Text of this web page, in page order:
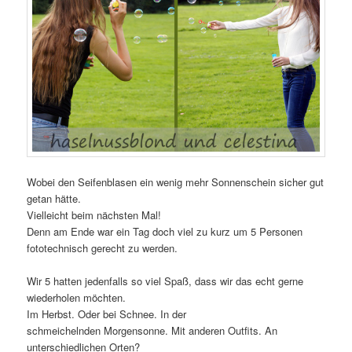
Wobei den Seifenblasen ein wenig mehr Sonnenschein sicher gut
getan hätte.
Vielleicht beim nächsten Mal!
Denn am Ende war ein Tag doch viel zu kurz um 5 Personen
fototechnisch gerecht zu werden.
Wir 5 hatten jedenfalls so viel Spaß, dass wir das echt gerne
wiederholen möchten.
Im Herbst. Oder bei Schnee. In der
schmeichelnden Morgensonne. Mit anderen Outfits. An
unterschiedlichen Orten?